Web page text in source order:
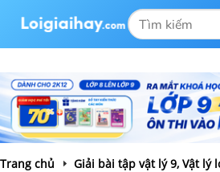
Trang chủ Giải bài tập vật lý 9, Vật lý